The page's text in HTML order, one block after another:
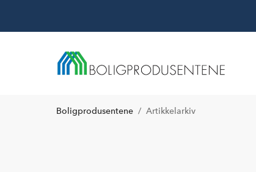
Boligprodusentene Artikkelarkiv